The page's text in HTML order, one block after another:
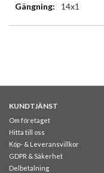
14x1
KUNDTJÄNST
Om företaget
Hitta till oss
Köp- & Leveransvillkor
GDPR & Säkerhet
Delbetalning